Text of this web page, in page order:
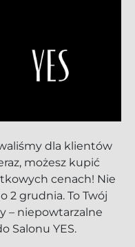
dla klientów
możesz kupić
cenach! Nie
2 grudnia. To Twój
– niepowtarzalne
Salonu YES.